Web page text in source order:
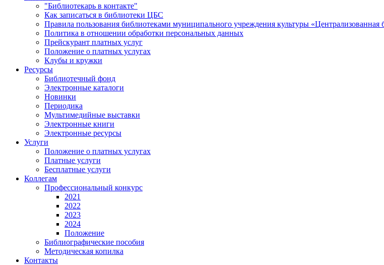
"Библиотекарь в контакте"
Как записаться в библиотеки ЦБС
Правила пользования библиотеками муниципального учреждения культуры «Централизованная
Политика в отношении обработки персональных данных
Прейскурант платных услуг
Положение о платных услугах
Клубы и кружки
Ресурсы
Библиотечный фонд
Электронные каталоги
Новинки
Периодика
Мультимедийные выставки
Электронные книги
Электронные ресурсы
Услуги
Положение о платных услугах
Платные услуги
Бесплатные услуги
Коллегам
Профессиональный конкурс
2021
2022
2023
2024
Положение
Библиографические пособия
Методическая копилка
Контакты